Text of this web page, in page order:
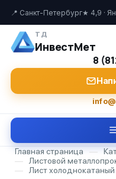
📍 Санкт-Петербург★ 4,9 ·
ТД
ИнвестМет
8
Главная страница —
—
Листовой
—
Лист холоднокатаный